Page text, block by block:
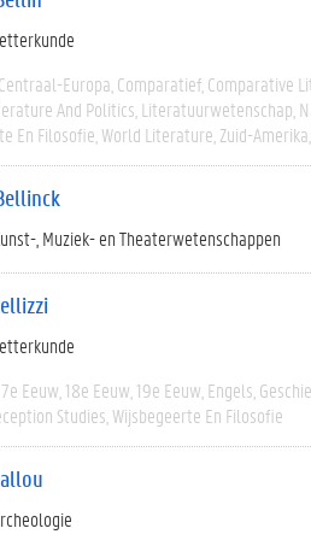
Centraal-Europa Comparatief Comparative
And Politics Literatuurwetenschap
En Filosofie World Literature Zuid-Amerika
, Muziek- en Theaterwetenschappen
Eeuw 18e Eeuw 19e Eeuw Engels
Studies Wijsbegeerte En Filosofie